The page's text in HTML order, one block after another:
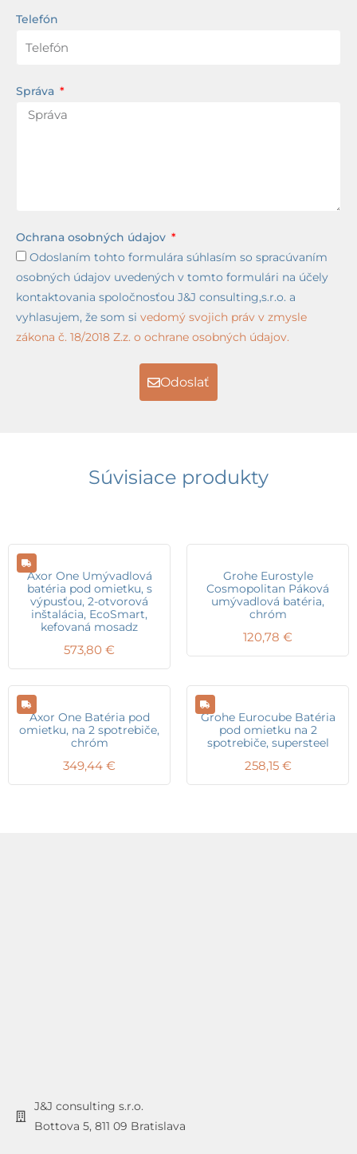
Telefón
Správa
Ochrana osobných údajov
Odoslaním tohto formulára súhlasím so spracúvaním
osobných údajov uvedených v tomto formulári na účely
kontaktovania spoločnosťou J&J consulting,s.r.o. a
vyhlasujem, že som si vedomý svojich práv v zmysle
zákona č. 18/2018 Z.z. o ochrane osobných údajov.
Odoslať
Súvisiace produkty
Axor One Umývadlová
batéria pod omietku, s
výpusťou, 2-otvorová
inštalácia, EcoSmart,
kefovaná mosadz
573,80 €
Grohe Eurostyle
Cosmopolitan Páková
umývadlová batéria,
chróm
120,78 €
Axor One Batéria pod
omietku, na 2 spotrebiče,
chróm
349,44 €
Grohe Eurocube Batéria
pod omietku na 2
spotrebiče, supersteel
258,15 €
J&J consulting s.r.o.
Bottova 5, 811 09 Bratislava